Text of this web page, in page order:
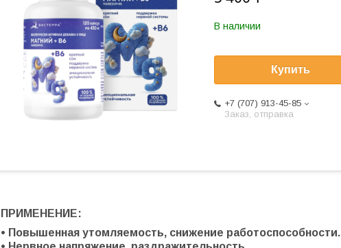
В наличии
Купить
+7 (707) 913-45-85
Заказ, отправка
ПРИМЕНЕНИЕ:
• Повышенная утомляемость, снижение работоспособности.